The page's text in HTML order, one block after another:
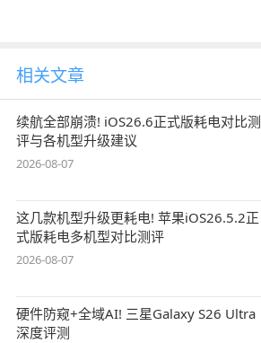
相关文章
续航全部崩溃! iOS26.6正式版耗电对比测
评与各机型升级建议
2026-08-07
这几款机型升级更耗电! 苹果iOS26.5.2正
式版耗电多机型对比测评
2026-08-07
硬件防窥+全域AI! 三星Galaxy S26 Ultra
深度评测